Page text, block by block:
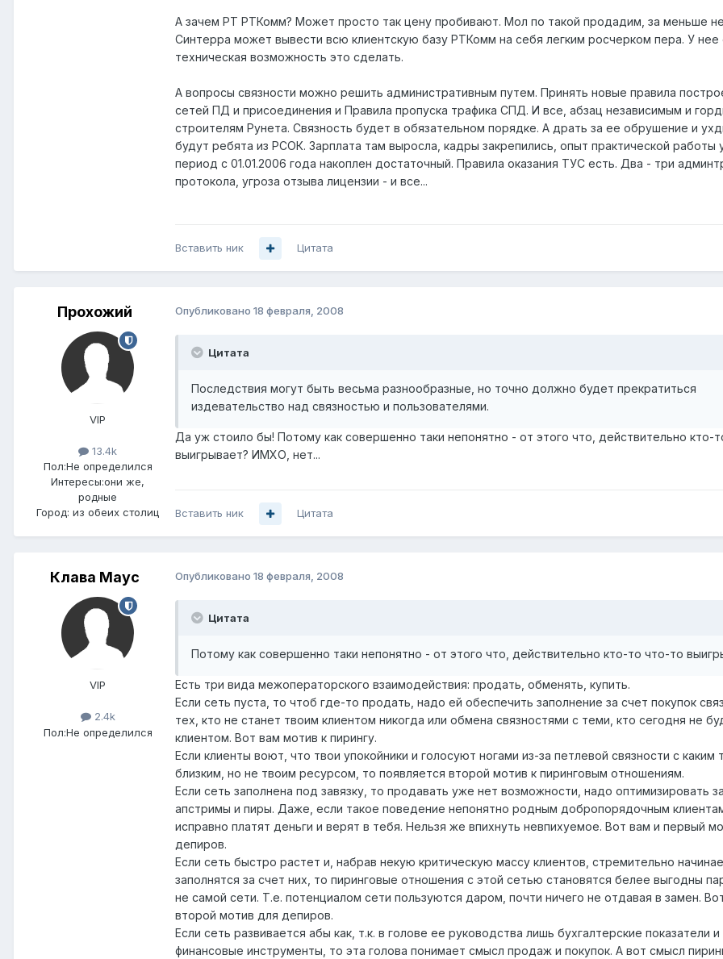
А зачем РТ РТКомм? Может просто так цену пробивают. Мол по такой продадим, за меньше
Синтерра может вывести всю клиентскую базу РТКомм на себя легким росчерком пера. У нее
техническая возможность это сделать.
А вопросы связности можно решить административным путем. Принять новые правила
сетей ПД и присоединения и Правила пропуска трафика СПД. И все, абзац независимым и
строителям Рунета. Связность будет в обязательном порядке. А драть за ее обрушение и
будут ребята из РСОК. Зарплата там выросла, кадры закрепились, опыт практической работы
период с 01.01.2006 года накоплен достаточный. Правила оказания ТУС есть. Два - три
протокола, угроза отзыва лицензии - и все...
Вставить ник Цитата
Прохожий
VIP
13.4k
Пол:Не определился
Интересы:они же,
родные
Город: из обеих столиц
Опубликовано 18 февраля, 2008
Цитата
Последствия могут быть весьма разнообразные, но точно должно будет прекратиться
издевательство над связностью и пользователями.
Да уж стоило бы! Потому как совершенно таки непонятно - от этого что, действительно кто-
выигрывает? ИМХО, нет...
Вставить ник Цитата
Клава Маус
VIP
2.4k
Пол:Не определился
Опубликовано 18 февраля, 2008
Цитата
Потому как совершенно таки непонятно - от этого что, действительно кто-то что-то
Есть три вида межоператорского взаимодействия: продать, обменять, купить.
Если сеть пуста, то чтоб где-то продать, надо ей обеспечить заполнение за счет покупок
тех, кто не станет твоим клиентом никогда или обмена связностями с теми, кто сегодня не
клиентом. Вот вам мотив к пирингу.
Если клиенты воют, что твои упокойники и голосуют ногами из-за петлевой связности с каким
близким, но не твоим ресурсом, то появляется второй мотив к пиринговым отношениям.
Если сеть заполнена под завязку, то продавать уже нет возможности, надо оптимизировать
апстримы и пиры. Даже, если такое поведение непонятно родным добропорядочным
исправно платят деньги и верят в тебя. Нельзя же впихнуть невпихуемое. Вот вам и первый
депиров.
Если сеть быстро растет и, набрав некую критическую массу клиентов, стремительно
заполнятся за счет них, то пиринговые отношения с этой сетью становятся белее выгодны
не самой сети. Т.е. потенциалом сети пользуются даром, почти ничего не отдавая в замен.
второй мотив для депиров.
Если сеть развивается абы как, т.к. в голове ее руководства лишь бухгалтерские показатели и
финансовые инструменты, то эта голова понимает смысл продаж и покупок. А вот смысл